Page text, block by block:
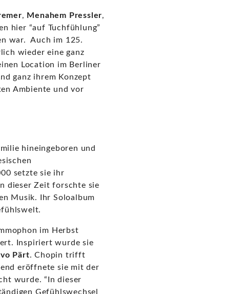
, Menahem Pressler,
hier “auf Tuchfühlung”
war. Auch im 125.
wieder eine ganz
Location im Berliner
ganz ihrem Konzept
Ambiente und vor
hineingeboren und
setzte sie ihr
dieser Zeit forschte sie
Musik. Ihr Soloalbum
im Herbst
Inspiriert wurde sie
Pärt. Chopin trifft
eröffnete sie mit der
wurde. “In dieser
Gefühlswechsel